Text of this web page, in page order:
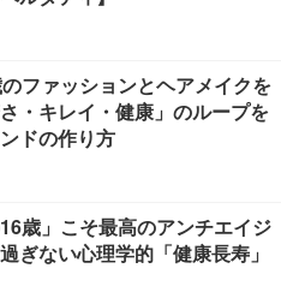
ファッションとヘアメイクを
・キレイ・健康」のループを
ドの作り方
16歳」こそ最高のアンチエイジ
ぎない心理学的「健康長寿」